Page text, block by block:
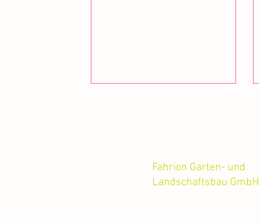
Gärten des Jahres 2023 – Die 50
Fahrion Garten- und
Landschaftsbau GmbH